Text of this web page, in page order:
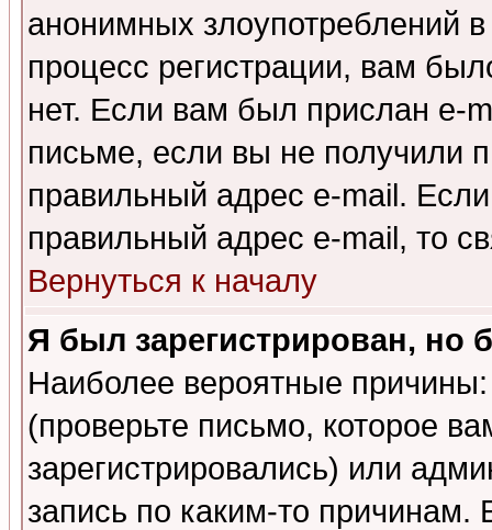
анонимных злоупотреблений
процесс регистрации, вам
нет. Если вам был прислан e-
письме, если вы не получили
правильный адрес e-mail.
правильный адрес e-mail, то
Вернуться к началу
Я был зарегистрирован, но
Наиболее вероятные
(проверьте письмо, которое
зарегистрировались) или
запись по каким-то